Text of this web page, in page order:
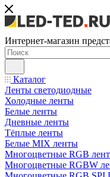
Интернет-магазин
Каталог
Ленты светодиодные
Холодные ленты
Белые ленты
Дневные ленты
Тёплые ленты
Белые MIX ленты
Многоцветные RGB
Многоцветные RGBW